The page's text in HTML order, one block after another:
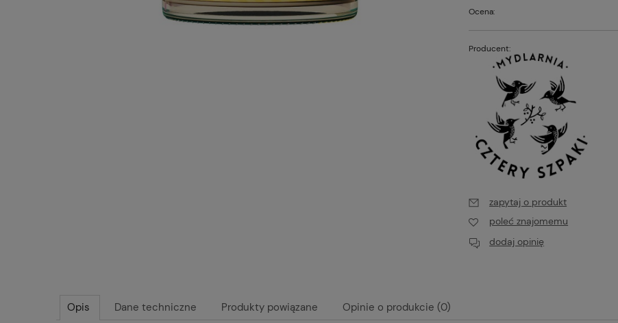
Ocena:
Producent:
zapytaj o produkt
poleć znajomemu
dodaj opinię
Opis Dane techniczne Produkty powiązane Opinie o produkcie (0)